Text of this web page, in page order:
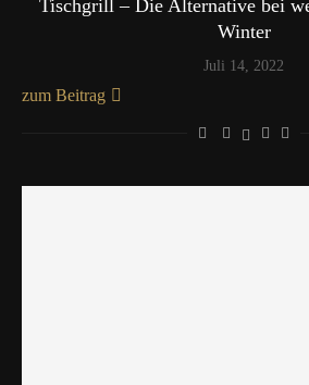
Tischgrill – Die Alternative bei
Winter
Juli 14, 2022
zum Beitrag